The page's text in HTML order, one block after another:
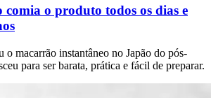
o produto todos os dias e
macarrão instantâneo no Japão do pós-
para ser barata, prática e fácil de preparar.